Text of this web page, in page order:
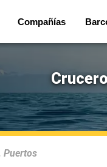
Compañías